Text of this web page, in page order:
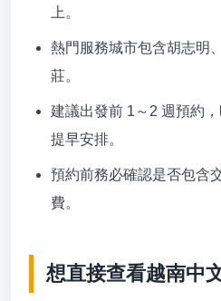
上。
熱門服務城市包含胡志明
莊。
建議出發前 1～2 週預約
提早安排。
預約前務必確認是否包含
費。
想直接查看越南中